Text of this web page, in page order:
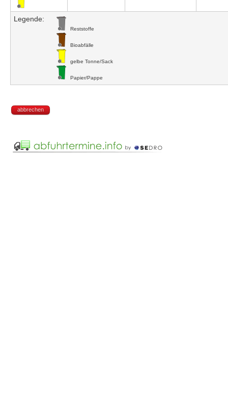
Legende:
Reststoffe
Bioabfälle
gelbe Tonne/Sack
Papier/Pappe
abbrechen